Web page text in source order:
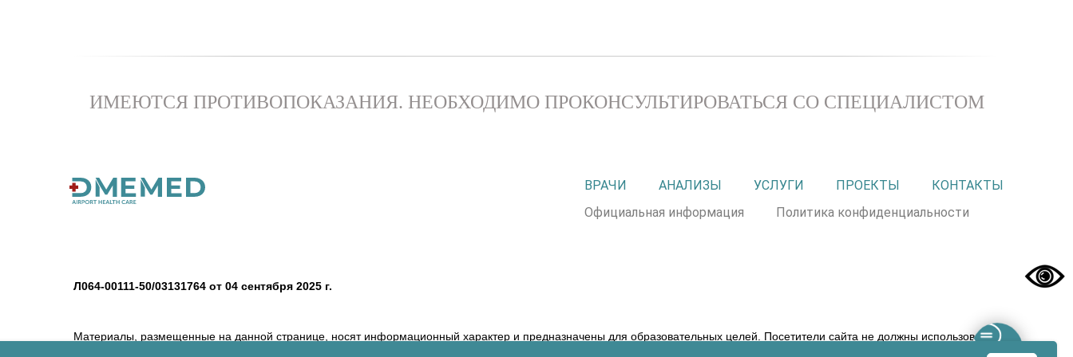
ИМЕЮТСЯ ПРОТИВОПОКАЗАНИЯ. НЕОБХОДИМО ПРОКОНСУЛЬТИРОВАТЬСЯ СО СПЕЦИАЛИСТОМ
ВРАЧИ АНАЛИЗЫ УСЛУГИ ПРОЕКТЫ
КОНТАКТЫ
Официальная информация
Политика конфиденциальности
Л064-00111-50/03131764 от 04 сентября 2025 г.
Материалы, размещенные на данной странице, носят информационный характер и предназначены для образовательных целей. Посетители сайта не должны использовать
их в качестве медицинских рекомендаций. Определение диагноза и выбор методики лечения остается исключительной прерогативой вашего лечащего врача! ООО «ЭХК» не